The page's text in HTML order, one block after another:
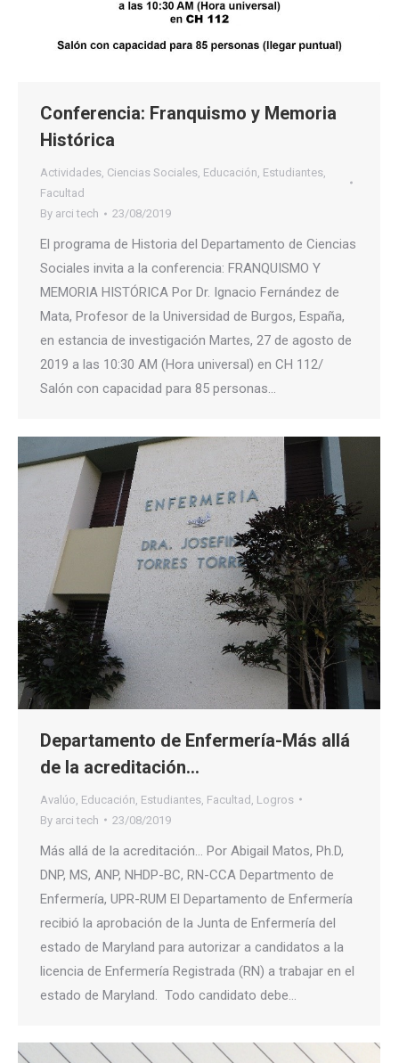
Conferencia: Franquismo y Memoria
Histórica
Actividades, Ciencias Sociales, Educación, Estudiantes,
Facultad
By arci tech 23/08/2019
El programa de Historia del Departamento de Ciencias
Sociales invita a la conferencia: FRANQUISMO Y
MEMORIA HISTÓRICA Por Dr. Ignacio Fernández de
Mata, Profesor de la Universidad de Burgos, España,
en estancia de investigación Martes, 27 de agosto de
2019 a las 10:30 AM (Hora universal) en CH 112/
Salón con capacidad para 85 personas…
Departamento de Enfermería-Más allá
de la acreditación…
Avalúo Educación Estudiantes Facultad Logros
By arci tech 23/08/2019
Más allá de la acreditación… Por Abigail Matos, Ph.D,
DNP, MS, ANP, NHDP-BC, RN-CCA Departmento de
Enfermería, UPR-RUM El Departamento de Enfermería
recibió la aprobación de la Junta de Enfermería del
estado de Maryland para autorizar a candidatos a la
licencia de Enfermería Registrada (RN) a trabajar en el
estado de Maryland. Todo candidato debe…